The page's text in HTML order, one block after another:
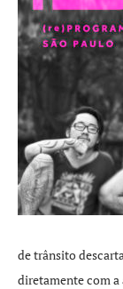
de trânsito
diretamente com a